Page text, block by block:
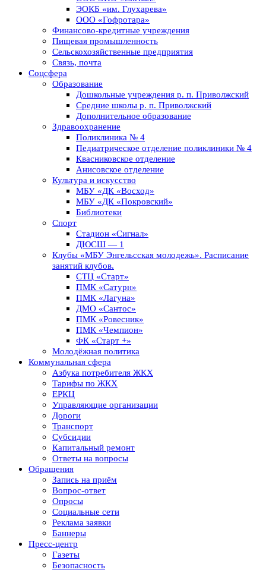
ЭОКБ «им. Глухарева»
ООО «Гофротара»
Финансово-кредитные учреждения
Пищевая промышленность
Сельскохозяйственные предприятия
Связь, почта
Соцсфера
Образование
Дошкольные учреждения р. п. Приволжский
Средние школы р. п. Приволжский
Дополнительное образование
Здравоохранение
Поликлиника № 4
Педиатрическое отделение поликлиники № 4
Квасниковское отделение
Анисовское отделение
Культура и искусство
МБУ «ДК «Восход»
МБУ «ДК «Покровский»
Библиотеки
Спорт
Стадион «Сигнал»
ДЮСШ — 1
Клубы «МБУ Энгельсская молодежь». Расписание
занятий клубов.
СТЦ «Старт»
ПМК «Сатурн»
ПМК «Лагуна»
ДМО «Сантос»
ПМК «Ровесник»
ПМК «Чемпион»
ФК «Старт +»
Молодёжная политика
Коммунальная сфера
Азбука потребителя ЖКХ
Тарифы по ЖКХ
ЕРКЦ
Управляющие организации
Дороги
Транспорт
Субсидии
Капитальный ремонт
Ответы на вопросы
Обращения
Запись на приём
Вопрос-ответ
Опросы
Социальные сети
Реклама заявки
Баннеры
Пресс-центр
Газеты
Безопасность